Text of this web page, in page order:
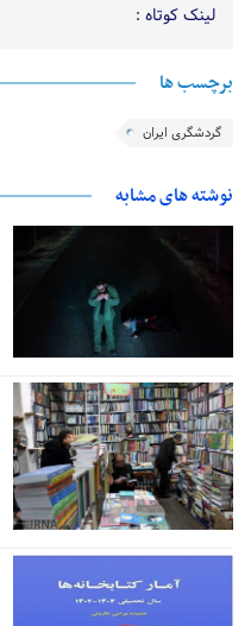
لینک کوتاه :
برچسب ها
گردشگری ایران
نوشته های مشابه